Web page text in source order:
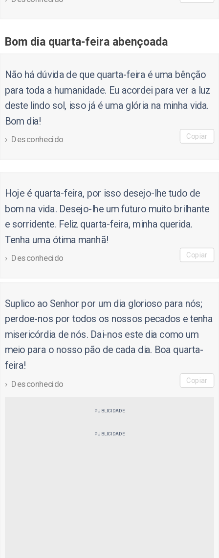
Bom dia quarta-feira abençoada
Não há dúvida de que quarta-feira é uma bênção
para toda a humanidade. Eu acordei para ver a luz
deste lindo sol, isso já é uma glória na minha vida.
Bom dia!
Desconhecido Copiar
Hoje é quarta-feira, por isso desejo-lhe tudo de
bom na vida. Desejo-lhe um futuro muito brilhante
e sorridente. Feliz quarta-feira, minha querida.
Tenha uma ótima manhã!
Desconhecido Copiar
Suplico ao Senhor por um dia glorioso para nós;
perdoe-nos por todos os nossos pecados e tenha
misericórdia de nós. Dai-nos este dia como um
meio para o nosso pão de cada dia. Boa quarta-
feira!
Desconhecido Copiar
PUBLICIDADE
PUBLICIDADE